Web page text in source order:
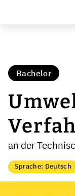
Bachelor
an der
Sprache: Deutsch